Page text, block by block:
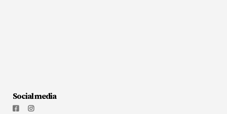
Social media